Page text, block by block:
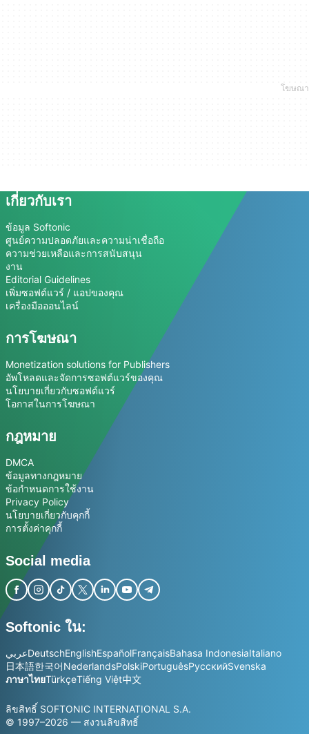
เกี่ยวกับเรา
ข้อมูล Softonic
ศูนย์ความปลอดภัยและความน่าเชื่อถือ
ความช่วยเหลือและการสนับสนุน
งาน
Editorial Guidelines
เพิ่มซอฟต์แวร์ / แอปของคุณ
เครื่องมือออนไลน์
การโฆษณา
Monetization solutions for Publishers
อัพโหลดและจัดการซอฟต์แวร์ของคุณ
นโยบายเกี่ยวกับซอฟต์แวร์
โอกาสในการโฆษณา
กฎหมาย
DMCA
ข้อมูลทางกฎหมาย
ข้อกำหนดการใช้งาน
Privacy Policy
นโยบายเกี่ยวกับคุกกี้
การตั้งค่าคุกกี้
Social media
Softonic ใน:
عربيDeutschEnglishEspañolFrançaisBahasa IndonesiaItaliano
日本語한국어NederlandsPolskiPortuguêsРусскийSvenska
ภาษาไทยTürkçeTiếng Việt中文
ลิขสิทธิ์ SOFTONIC INTERNATIONAL S.A.
© 1997–2026 — สงวนลิขสิทธิ์